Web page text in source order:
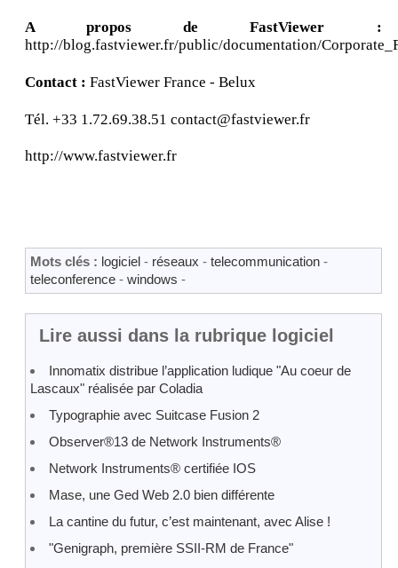
A propos de FastViewer :
http://blog.fastviewer.fr/public/documentation/
Contact : FastViewer France - Belux
Tél. +33 1.72.69.38.51 contact@fastviewer.fr
http://www.fastviewer.fr
Mots clés : logiciel - réseaux - telecommunication -
teleconference - windows -
Lire aussi dans la rubrique logiciel
Innomatix distribue l’application ludique "Au coeur de
Lascaux" réalisée par Coladia
Typographie avec Suitcase Fusion 2
Observer®13 de Network Instruments®
Network Instruments® certifiée IOS
Mase, une Ged Web 2.0 bien différente
La cantine du futur, c’est maintenant, avec Alise !
"Genigraph, première SSII-RM de France"